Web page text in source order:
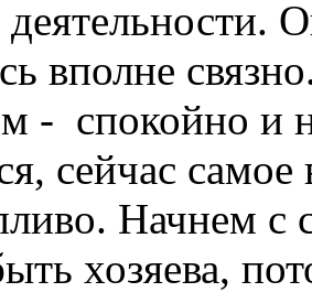
вполне
- спокойно и
сейчас
Начнем с
хозяева,